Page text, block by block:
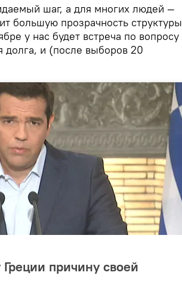
шаг, а для многих людей —
большую прозрачность структуры
у нас будет встреча по вопросу
долга, и (после выборов 20
причину своей